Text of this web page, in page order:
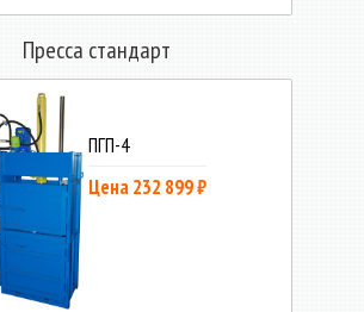
Пресса стандарт
ПГП-4
Цена 232 899 ₽